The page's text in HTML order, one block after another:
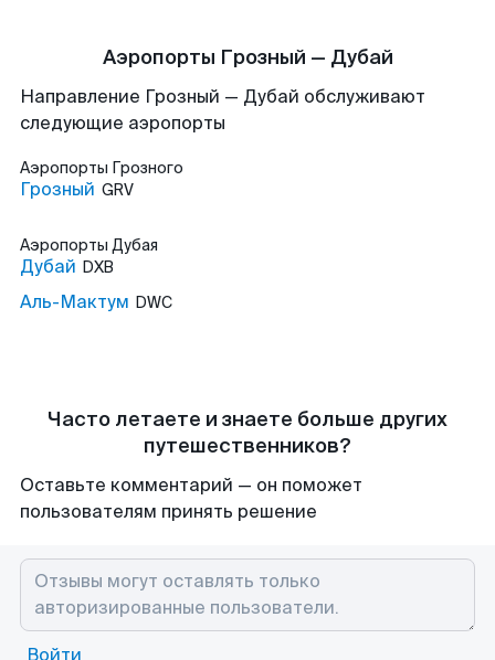
Аэропорты Грозный — Дубай
Направление Грозный — Дубай обслуживают
следующие аэропорты
Аэропорты Грозного
Грозный GRV
Аэропорты Дубая
Дубай DXB
Аль-Мактум DWC
Часто летаете и знаете больше других
путешественников?
Оставьте комментарий — он поможет
пользователям принять решение
Войти